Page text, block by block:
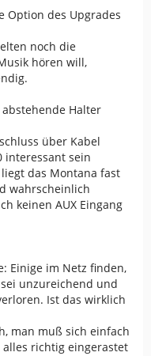
Option des Upgrades
noch die
hören will,
Halter
über Kabel
interessant sein
das Montana fast
wahrscheinlich
keinen AUX Eingang
Einige im Netz finden,
unzureichend und
Ist das wirklich
man muß sich einfach
alles richtig eingerastet